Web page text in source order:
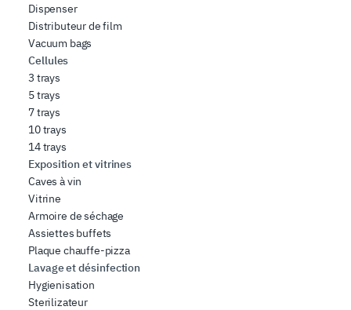
Dispenser
Distributeur de film
Vacuum bags
Cellules
3 trays
5 trays
7 trays
10 trays
14 trays
Exposition et vitrines
Caves à vin
Vitrine
Armoire de séchage
Assiettes buffets
Plaque chauffe-pizza
Lavage et désinfection
Hygienisation
Sterilizateur